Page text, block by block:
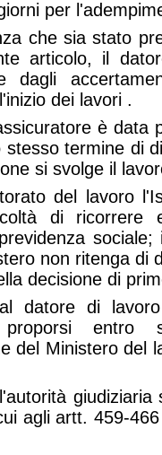
per
che sia stato
articolo, il
dagli
dei lavori .
è data
termine di
si svolge il
del lavoro
di ricorrere
non ritenga di
decisione di
datore di
entro
del Ministero del
agli artt. 459-